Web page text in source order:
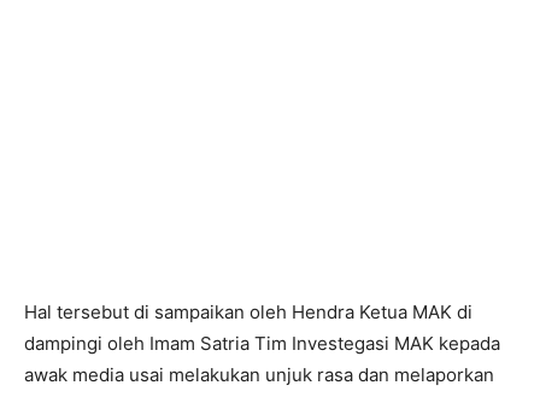
Hal tersebut di sampaikan oleh Hendra Ketua MAK di
dampingi oleh Imam Satria Tim Investegasi MAK kepada
awak media usai melakukan unjuk rasa dan melaporkan